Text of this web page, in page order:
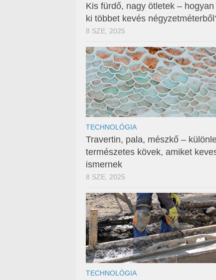
Kis fürdő, nagy ötletek – hogyan
ki többet kevés
8 SZE, 2025
TECHNOLÓGIA
Travertin, pala, mészkő –
természetes kövek, amiket
ismernek
8 SZE, 2025
TECHNOLÓGIA